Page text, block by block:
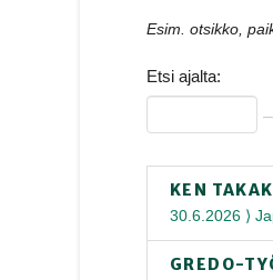
Esim. otsikko,
Etsi ajalta:
–
KEN
30.6.2026 ⟩
GREDO-